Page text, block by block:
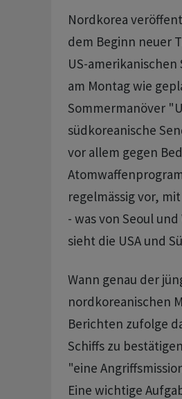
Nordkorea
dem Beginn neuer
US-
am Montag wie
Sommermanöver
südkoreanische
vor allem gegen
regelmässig vor,
- was von Seoul
sieht die USA und
Wann genau der
nordkoreanischen
Berichten zufolge
Schiffs zu
"eine
Eine wichtige